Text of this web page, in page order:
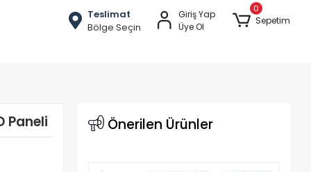
Teslimat
Bölge Seçin
Giriş Yap
Üye Ol
0
Sepetim
Paneli Önerilen Ürünler